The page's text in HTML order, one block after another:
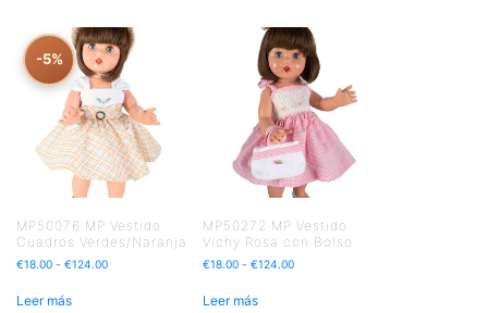
-5%
MP50076 MP Vestido
Cuadros Verdes/Naranja
€18.00 - €124.00
Leer más
MP50272 MP Vestido
Vichy Rosa con Bolso
€18.00 - €124.00
Leer más